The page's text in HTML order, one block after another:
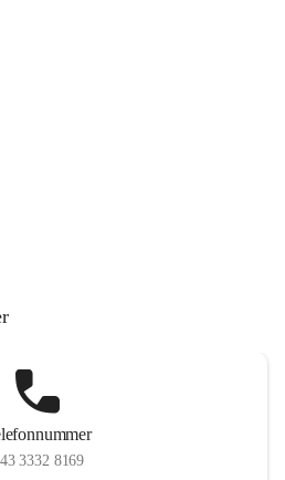
3332 8169